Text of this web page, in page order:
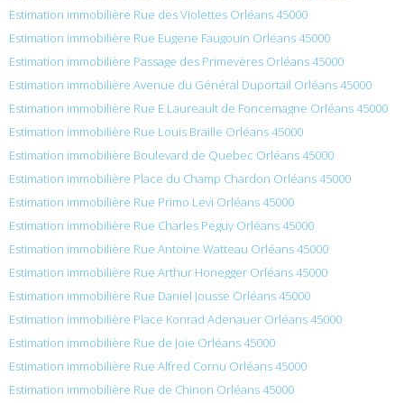
Estimation immobilière Rue des Violettes Orléans 45000
Estimation immobilière Rue Eugene Faugouin Orléans 45000
Estimation immobilière Passage des Primevères Orléans 45000
Estimation immobilière Avenue du Général Duportail Orléans 45000
Estimation immobilière Rue E Laureault de Foncemagne Orléans 45000
Estimation immobilière Rue Louis Braille Orléans 45000
Estimation immobilière Boulevard de Quebec Orléans 45000
Estimation immobilière Place du Champ Chardon Orléans 45000
Estimation immobilière Rue Primo Levi Orléans 45000
Estimation immobilière Rue Charles Peguy Orléans 45000
Estimation immobilière Rue Antoine Watteau Orléans 45000
Estimation immobilière Rue Arthur Honegger Orléans 45000
Estimation immobilière Rue Daniel Jousse Orléans 45000
Estimation immobilière Place Konrad Adenauer Orléans 45000
Estimation immobilière Rue de Joie Orléans 45000
Estimation immobilière Rue Alfred Cornu Orléans 45000
Estimation immobilière Rue de Chinon Orléans 45000